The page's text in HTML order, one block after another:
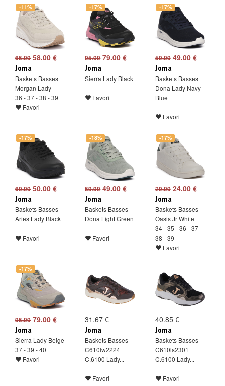
-11%
65.00 58.00 €
Joma
Baskets Basses
Morgan Lady
36 - 37 - 38 - 39
Favori
-17%
95.0079.00 €
Joma
Sierra Lady Black
Favori
-17%
59.0049.00 €
Joma
Baskets Basses
Dona Lady Navy
Blue
Favori
-17%
60.00 50.00 €
Joma
Baskets Basses
Aries Lady Black
Favori
-18%
59.9049.00 €
Joma
Baskets Basses
Dona Light Green
Favori
-17%
29.0024.00 €
Joma
Baskets Basses
Oasis Jr White
34 - 35 - 36 - 37 -
38 - 39
Favori
-17%
95.00 79.00 €
Joma
Sierra Lady Beige
37 - 39 - 40
Favori
31.67 €
Joma
Baskets Basses
C610lw2224
C.6100 Lady...
Favori
40.85 €
Joma
Baskets Basses
C610ls2301
C.6100 Lady...
Favori